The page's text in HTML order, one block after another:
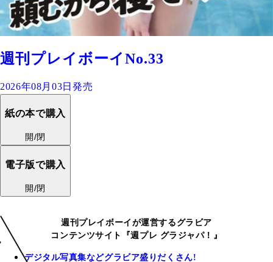
週刊プレイボーイNo.33
2026年08月03日発売
紙の本で購入
開/閉
電子版で購入
開/閉
週刊プレイボーイが運営するグラビア
コンテンツサイト『週プレ グラジャパ！』
デジタル写真集などグラビア盛りだくさん!